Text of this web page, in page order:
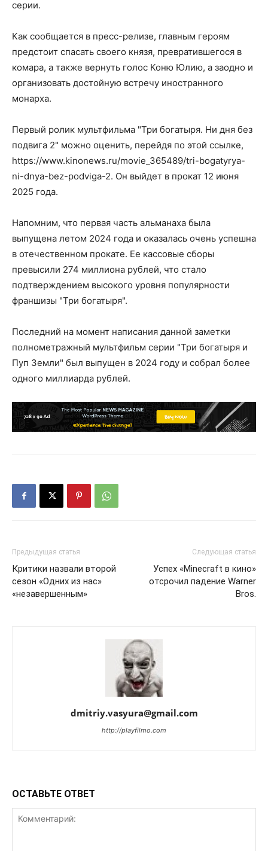
серии.
Как сообщается в пресс-релизе, главным героям
предстоит спасать своего князя, превратившегося в
комара, а также вернуть голос Коню Юлию, а заодно и
организовать достойную встречу иностранного
монарха.
Первый ролик мультфильма "Три богатыря. Ни дня без
подвига 2" можно оценить, перейдя по этой ссылке,
https://www.kinonews.ru/movie_365489/tri-bogatyrya-
ni-dnya-bez-podviga-2. Он выйдет в прокат 12 июня
2025 года.
Напомним, что первая часть альманаха была
выпущена летом 2024 года и оказалась очень успешна
в отечественном прокате. Ее кассовые сборы
превысили 274 миллиона рублей, что стало
подтверждением высокого уровня популярности
франшизы "Три богатыря".
Последний на момент написания данной заметки
полнометражный мультфильм серии "Три богатыря и
Пуп Земли" был выпущен в 2024 году и собрал более
одного миллиарда рублей.
Предыдущая статья
Критики назвали второй
сезон «Одних из нас»
«незавершенным»
Следующая статья
Успех «Minecraft в кино»
отсрочил падение Warner
Bros.
dmitriy.vasyura@gmail.com
http://playfilmo.com
ОСТАВЬТЕ ОТВЕТ